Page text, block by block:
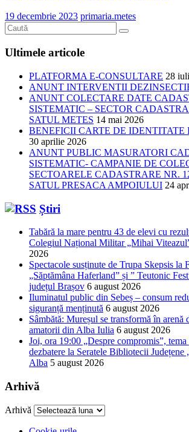
19 decembrie 2023 primaria.metes
Ultimele articole
PLATFORMA E-CONSULTARE 28
ANUNT INTERVENTII
ANUNT COLECTARE DATE
SISTEMATIC – SECTOR
SATUL METES 14 mai 2026
BENEFICII CARTE DE IDENTITATE
30 aprilie 2026
ANUNT PUBLIC MASURATORI
SISTEMATIC- CAMPANIE DE
SECTOARELE CADASTRARE NR.
SATUL PRESACA AMPOIULUI 24
Știri
Tabără la mare pentru 43 de elevi cu
Colegiul Național Militar „Mihai
2026
Spectacole susținute de Trupa Skepsis la
„Săptămâna Haferland” și ” Teutonic
județul Brașov 6 august 2026
Iluminatul public din Sebeș – consum
siguranță menținută 6 august 2026
Sâmbătă: Mureșul se transformă în arenă
amatorii din Alba Iulia 6 august 2026
Joi, ora 19:00 „Despre compromis”, tema
dezbatere la Seratele Bibliotecii Județene
Alba 5 august 2026
Arhivă
Arhivă